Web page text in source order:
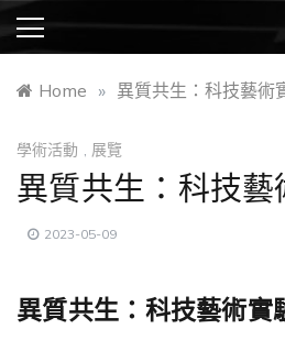
Home » 異質共生：科技藝術
學術活動 , 展覽
異質共生：科技藝
2023-05-09
異質共生：科技藝術實